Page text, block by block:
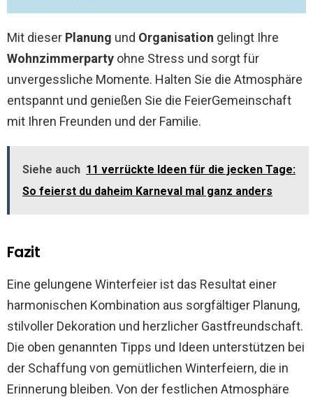
Mit dieser Planung und Organisation gelingt Ihre
Wohnzimmerparty ohne Stress und sorgt für
unvergessliche Momente. Halten Sie die Atmosphäre
entspannt und genießen Sie die FeierGemeinschaft
mit Ihren Freunden und der Familie.
Siehe auch 11 verrückte Ideen für die jecken Tage:
So feierst du daheim Karneval mal ganz anders
Fazit
Eine gelungene Winterfeier ist das Resultat einer
harmonischen Kombination aus sorgfältiger Planung,
stilvoller Dekoration und herzlicher Gastfreundschaft.
Die oben genannten Tipps und Ideen unterstützen bei
der Schaffung von gemütlichen Winterfeiern, die in
Erinnerung bleiben. Von der festlichen Atmosphäre